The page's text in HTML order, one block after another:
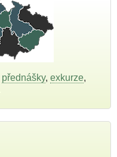
přednášky, exkurze,